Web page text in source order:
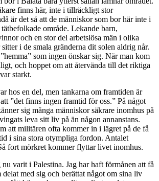
finns här, inte i tillräckligt stor
är det så att de människor som bor här inte i
område. Lekande barn,
och en stor del arbetslösa män i olika
i de smala gränderna dit solen aldrig når.
som ingen önskar sig. När man kom
och hoppet om att återvända till det riktiga
starkt.
hos en del, men tankarna om framtiden är
”det finns ingen framtid för oss.” På något
sig många människor säkrare inomhus på
leva sitt liv på än någon annanstans.
att militären ofta kommer in i lägret på de få
i sina stora otympliga fordon. Antalet
fort mörkret kommer flyttar livet inomhus.
varit i Palestina. Jag har haft förmånen att få
delat med sig och berättat något om sina liv